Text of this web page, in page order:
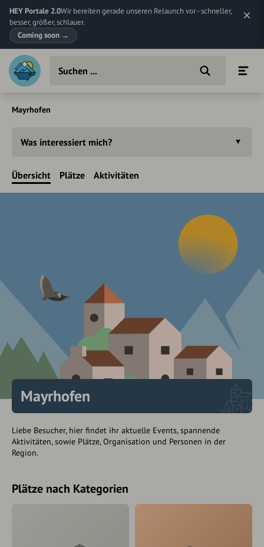
HEY Portale 2.0Wir bereiten gerade unseren Relaunch vor - schneller,
besser, größer, schlauer.
Coming soon →
Mayrhofen
Was interessiert mich?
Übersicht Plätze Aktivitäten
Mayrhofen
Liebe Besucher, hier findet ihr aktuelle Events, spannende
Aktivitäten, sowie Plätze, Organisation und Personen in der
Region.
Plätze nach Kategorien